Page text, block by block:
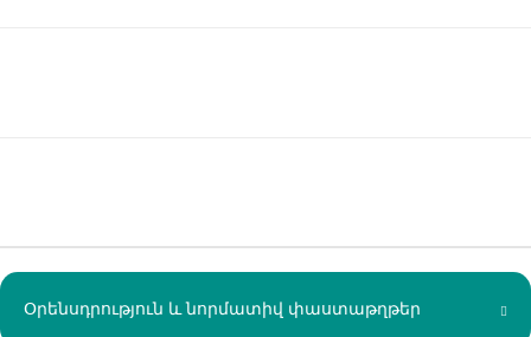
Օրենսդրություն և նորմատիվ փաստաթղթեր